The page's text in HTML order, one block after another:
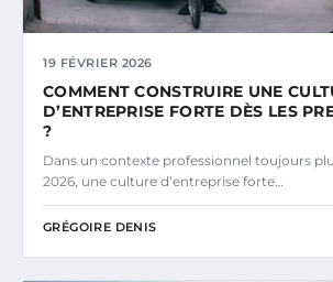
19 FÉVRIER 2026
COMMENT CONSTRUIRE UNE
D’ENTREPRISE FORTE DÈS LES
?
Dans un contexte professionnel toujours
2026, une culture d’entreprise forte…
GRÉGOIRE DENIS